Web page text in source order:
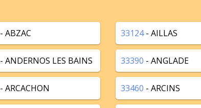
- ABZAC 33124- AILLAS
- ANDERNOS LES BAINS 33390 - ANGLADE
- ARCACHON 33460 - ARCINS